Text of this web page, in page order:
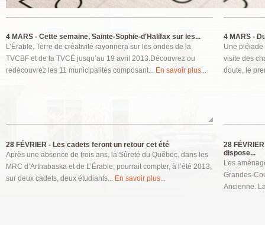
4 MARS - Cette semaine, Sainte-Sophie-d'Halifax sur les...
L’Érable, Terre de créativité rayonnera sur les ondes de la
TVCBF et de la TVCÉ jusqu’au 19 avril 2013.Découvrez ou
redécouvrez les 11 municipalités composant... En savoir plus...
4 MARS -
Une pléiade
visite des
doute, le
28 FÉVRIER - Les cadets feront un retour cet été
Après une absence de trois ans, la Sûreté du Québec, dans les
MRC d’Arthabaska et de L’Érable, pourrait compter, à l’été 2013,
sur deux cadets, deux étudiants... En savoir plus...
28
dispose...
Les
Grandes-
Ancienne.
Pages